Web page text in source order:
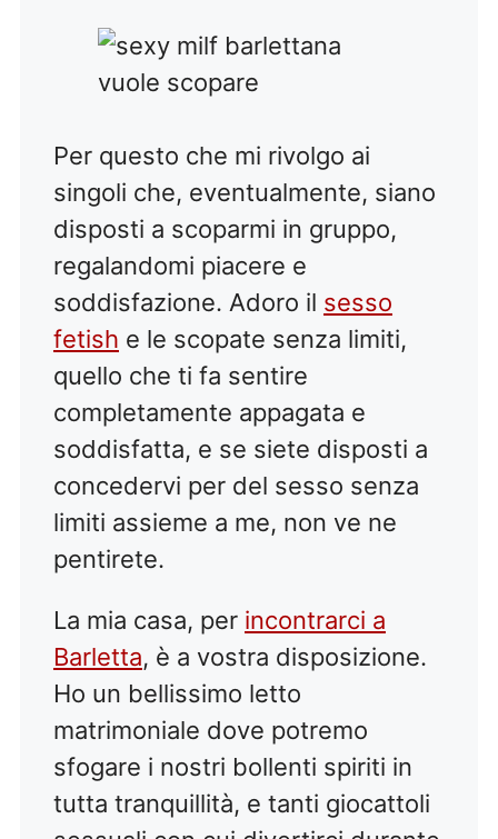
Per questo che mi rivolgo ai
singoli che, eventualmente, siano
disposti a scoparmi in gruppo,
regalandomi piacere e
soddisfazione. Adoro il sesso
fetish e le scopate senza limiti,
quello che ti fa sentire
completamente appagata e
soddisfatta, e se siete disposti a
concedervi per del sesso senza
limiti assieme a me, non ve ne
pentirete.
La mia casa, per incontrarci a
Barletta, è a vostra disposizione.
Ho un bellissimo letto
matrimoniale dove potremo
sfogare i nostri bollenti spiriti in
tutta tranquillità, e tanti giocattoli